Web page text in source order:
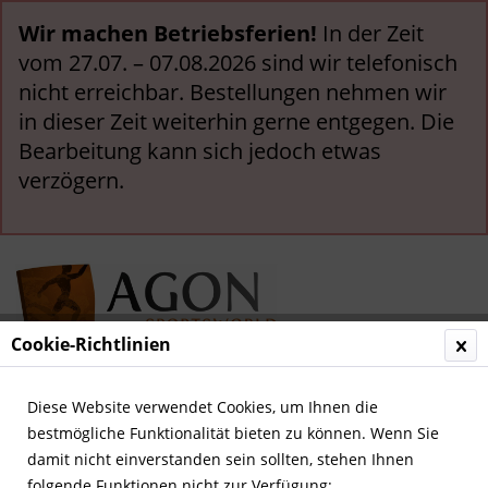
Wir machen Betriebsferien! In der Zeit
vom 27.07. – 07.08.2026 sind wir telefonisch
nicht erreichbar. Bestellungen nehmen wir
in dieser Zeit weiterhin gerne entgegen. Die
Bearbeitung kann sich jedoch etwas
verzögern.
Menü
Übersicht Deutsche Spielwimpel
Cookie-Richtlinien
Diese Website verwendet Cookies, um Ihnen die
bestmögliche Funktionalität bieten zu können. Wenn Sie
damit nicht einverstanden sein sollten, stehen Ihnen